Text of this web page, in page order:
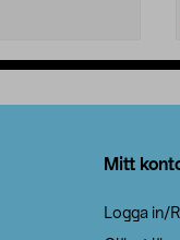
Mitt
Logga in/